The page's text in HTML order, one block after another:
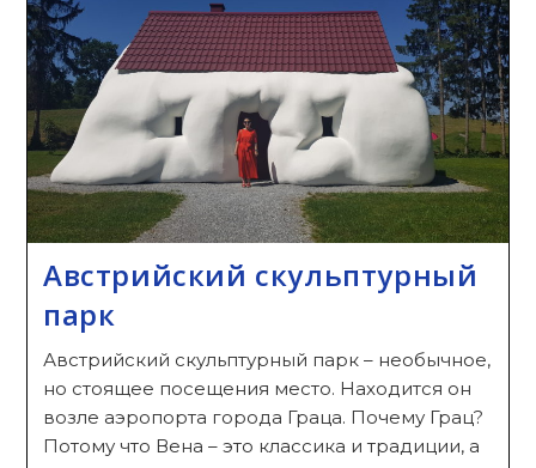
Видом
На
Грац
Австрийский скульптурный
парк
Австрийский скульптурный парк – необычное,
но стоящее посещения место. Находится он
возле аэропорта города Граца. Почему Грац?
Потому что Вена – это классика и традиции, а